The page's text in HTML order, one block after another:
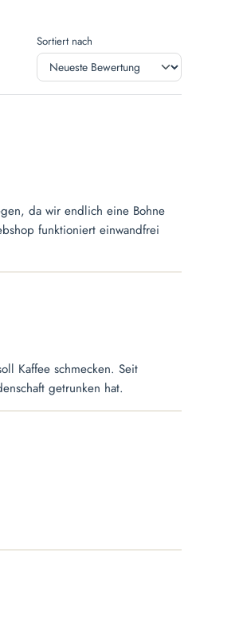
Sortiert nach
da wir endlich eine Bohne
funktioniert einwandfrei
Kaffee schmecken. Seit
getrunken hat.